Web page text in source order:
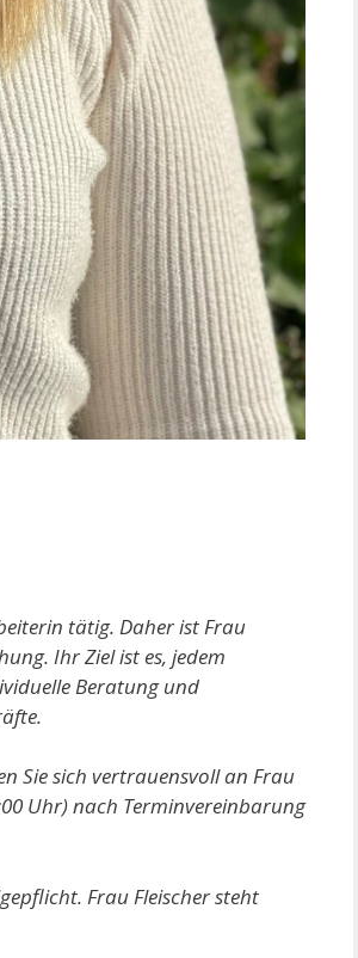
tätig. Daher ist Frau
Ihr Ziel ist es, jedem
Beratung und
Sie sich vertrauensvoll an Frau
Uhr) nach Terminvereinbarung
Frau Fleischer steht